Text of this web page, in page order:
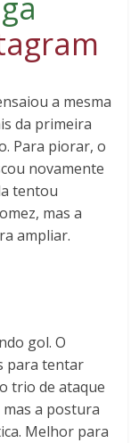
a mesma
da primeira
Para piorar, o
novamente
tentou
mas a
ampliar.
gol. O
para tentar
trio de ataque
mas a postura
Melhor para